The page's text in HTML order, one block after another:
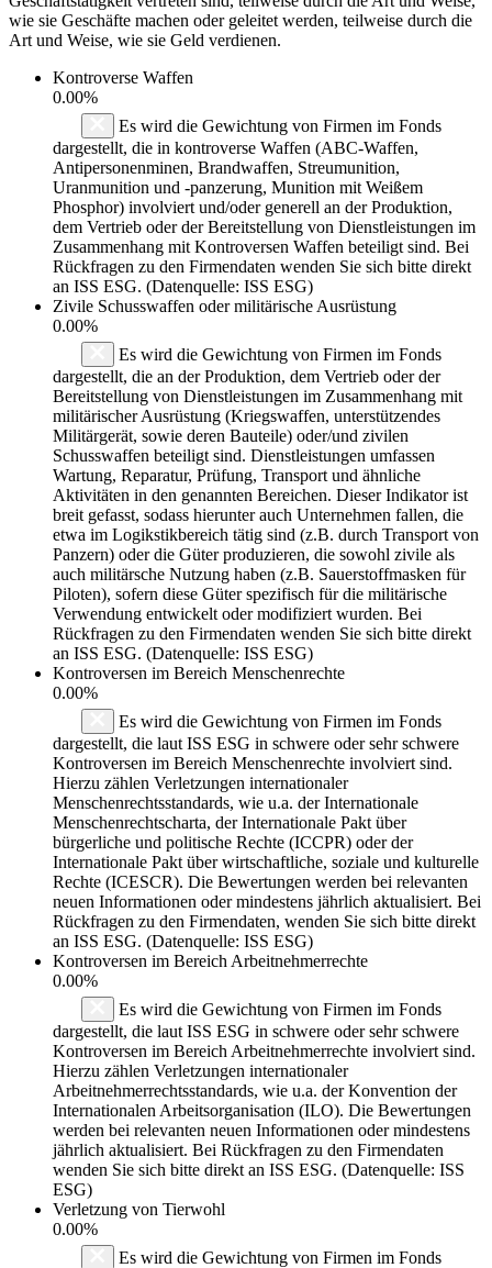
wie sie Geschäfte machen oder geleitet werden, teilweise durch die
Art und Weise, wie sie Geld verdienen.
Kontroverse Waffen
0.00%
Es wird die Gewichtung von Firmen im Fonds
dargestellt, die in kontroverse Waffen (ABC-Waffen,
Antipersonenminen, Brandwaffen, Streumunition,
Uranmunition und -panzerung, Munition mit Weißem
Phosphor) involviert und/oder generell an der Produktion,
dem Vertrieb oder der Bereitstellung von Dienstleistungen im
Zusammenhang mit Kontroversen Waffen beteiligt sind. Bei
Rückfragen zu den Firmendaten wenden Sie sich bitte direkt
an ISS ESG. (Datenquelle: ISS ESG)
Zivile Schusswaffen oder militärische Ausrüstung
0.00%
Es wird die Gewichtung von Firmen im Fonds
dargestellt, die an der Produktion, dem Vertrieb oder der
Bereitstellung von Dienstleistungen im Zusammenhang mit
militärischer Ausrüstung (Kriegswaffen, unterstützendes
Militärgerät, sowie deren Bauteile) oder/und zivilen
Schusswaffen beteiligt sind. Dienstleistungen umfassen
Wartung, Reparatur, Prüfung, Transport und ähnliche
Aktivitäten in den genannten Bereichen. Dieser Indikator ist
breit gefasst, sodass hierunter auch Unternehmen fallen, die
etwa im Logikstikbereich tätig sind (z.B. durch Transport von
Panzern) oder die Güter produzieren, die sowohl zivile als
auch militärsche Nutzung haben (z.B. Sauerstoffmasken für
Piloten), sofern diese Güter spezifisch für die militärische
Verwendung entwickelt oder modifiziert wurden. Bei
Rückfragen zu den Firmendaten wenden Sie sich bitte direkt
an ISS ESG. (Datenquelle: ISS ESG)
Kontroversen im Bereich Menschenrechte
0.00%
Es wird die Gewichtung von Firmen im Fonds
dargestellt, die laut ISS ESG in schwere oder sehr schwere
Kontroversen im Bereich Menschenrechte involviert sind.
Hierzu zählen Verletzungen internationaler
Menschenrechtsstandards, wie u.a. der Internationale
Menschenrechtscharta, der Internationale Pakt über
bürgerliche und politische Rechte (ICCPR) oder der
Internationale Pakt über wirtschaftliche, soziale und kulturelle
Rechte (ICESCR). Die Bewertungen werden bei relevanten
neuen Informationen oder mindestens jährlich aktualisiert. Bei
Rückfragen zu den Firmendaten, wenden Sie sich bitte direkt
an ISS ESG. (Datenquelle: ISS ESG)
Kontroversen im Bereich Arbeitnehmerrechte
0.00%
Es wird die Gewichtung von Firmen im Fonds
dargestellt, die laut ISS ESG in schwere oder sehr schwere
Kontroversen im Bereich Arbeitnehmerrechte involviert sind.
Hierzu zählen Verletzungen internationaler
Arbeitnehmerrechtsstandards, wie u.a. der Konvention der
Internationalen Arbeitsorganisation (ILO). Die Bewertungen
werden bei relevanten neuen Informationen oder mindestens
jährlich aktualisiert. Bei Rückfragen zu den Firmendaten
wenden Sie sich bitte direkt an ISS ESG. (Datenquelle: ISS
ESG)
Verletzung von Tierwohl
0.00%
Es wird die Gewichtung von Firmen im Fonds